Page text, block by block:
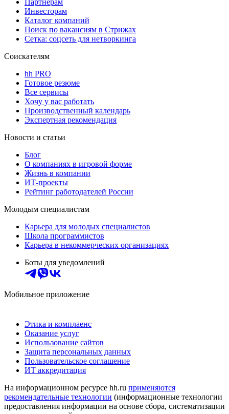
Инвесторам
Каталог компаний
Поиск по вакансиям в Стрижах
Сетка: соцсеть для нетворкинга
Соискателям
hh PRO
Готовое резюме
Все сервисы
Хочу у вас работать
Производственный календарь
Экспертная рекомендация
Новости и статьи
Блог
О компаниях в игровой форме
Жизнь в компании
ИТ-проекты
Рейтинг работодателей России
Молодым специалистам
Карьера для молодых специалистов
Школа программистов
Карьера в некоммерческих организациях
Боты для уведомлений
Мобильное приложение
Этика и комплаенс
Оказание услуг
Использование сайтов
Защита персональных данных
Пользовательское соглашение
ИТ аккредитация
На информационном ресурсе hh.ru применяются
рекомендательные технологии (информационные технологии
предоставления информации на основе сбора, систематизации